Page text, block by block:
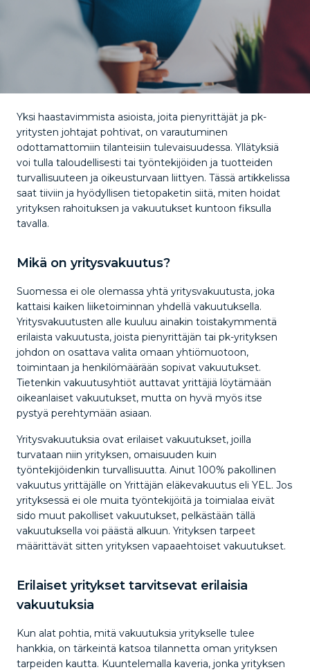
Yksi haastavimmista asioista, joita pienyrittäjät ja pk-
yritysten johtajat pohtivat, on varautuminen
odottamattomiin tilanteisiin tulevaisuudessa. Yllätyksiä
voi tulla taloudellisesti tai työntekijöiden ja tuotteiden
turvallisuuteen ja oikeusturvaan liittyen. Tässä artikkelissa
saat tiiviin ja hyödyllisen tietopaketin siitä, miten hoidat
yrityksen rahoituksen ja vakuutukset kuntoon fiksulla
tavalla.
Mikä on yritysvakuutus?
Suomessa ei ole olemassa yhtä yritysvakuutusta, joka
kattaisi kaiken liiketoiminnan yhdellä vakuutuksella.
Yritysvakuutusten alle kuuluu ainakin toistakymmentä
erilaista vakuutusta, joista pienyrittäjän tai pk-yrityksen
johdon on osattava valita omaan yhtiömuotoon,
toimintaan ja henkilömäärään sopivat vakuutukset.
Tietenkin vakuutusyhtiöt auttavat yrittäjiä löytämään
oikeanlaiset vakuutukset, mutta on hyvä myös itse
pystyä perehtymään asiaan.
Yritysvakuutuksia ovat erilaiset vakuutukset, joilla
turvataan niin yrityksen, omaisuuden kuin
työntekijöidenkin turvallisuutta. Ainut 100% pakollinen
vakuutus yrittäjälle on Yrittäjän eläkevakuutus eli YEL. Jos
yrityksessä ei ole muita työntekijöitä ja toimialaa eivät
sido muut pakolliset vakuutukset, pelkästään tällä
vakuutuksella voi päästä alkuun. Yrityksen tarpeet
määrittävät sitten yrityksen vapaaehtoiset vakuutukset.
Erilaiset yritykset tarvitsevat erilaisia
vakuutuksia
Kun alat pohtia, mitä vakuutuksia yritykselle tulee
hankkia, on tärkeintä katsoa tilannetta oman yrityksen
tarpeiden kautta. Kuuntelemalla kaveria, jonka yrityksen